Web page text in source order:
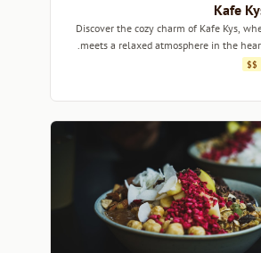
Kafe
Discover the cozy charm of Kafe Kys,
meets a relaxed atmosphere in the
$$